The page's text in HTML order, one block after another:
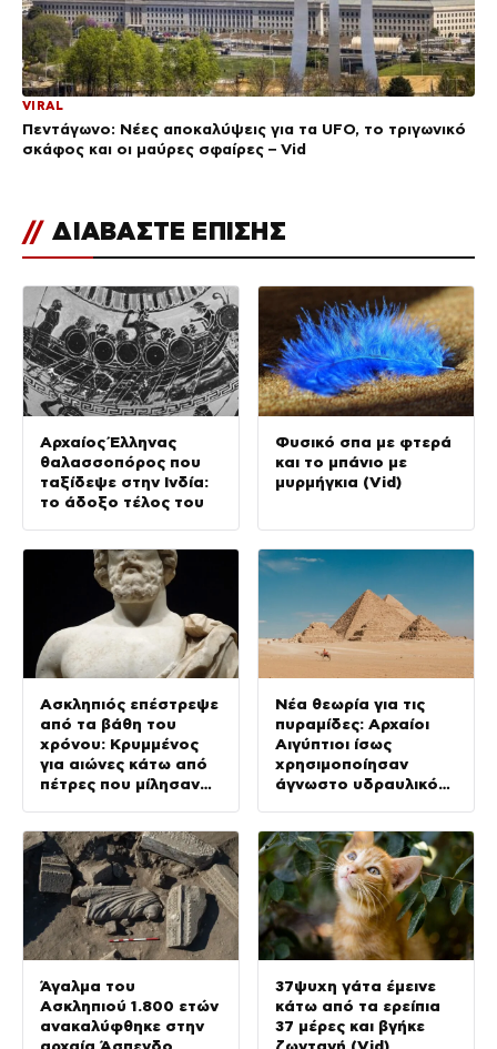
VIRAL
Πεντάγωνο: Νέες αποκαλύψεις για τα UFO, το τριγωνικό
σκάφος και οι μαύρες σφαίρες – Vid
// ΔΙΑΒΑΣΤΕ ΕΠΙΣΗΣ
Αρχαίος Έλληνας
θαλασσοπόρος που
ταξίδεψε στην Ινδία:
το άδοξο τέλος του
Φυσικό σπα με φτερά
και το μπάνιο με
μυρμήγκια (Vid)
Ασκληπιός επέστρεψε
από τα βάθη του
χρόνου: Κρυμμένος
για αιώνες κάτω από
πέτρες που μίλησαν
Νέα θεωρία για τις
πυραμίδες: Αρχαίοι
Αιγύπτιοι ίσως
χρησιμοποίησαν
άγνωστο υδραυλικό
Άγαλμα του
Ασκληπιού 1.800 ετών
ανακαλύφθηκε στην
37ψυχη γάτα έμεινε
κάτω από τα ερείπια
37 μέρες και βγήκε